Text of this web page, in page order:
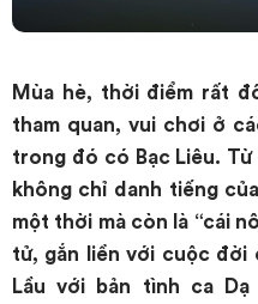
Mùa hè, thời điểm rất
tham quan, vui chơi ở
trong đó có Bạc Liêu.
không chỉ danh tiếng
một thời mà còn là “cái
tử, gắn liền với cuộc đời
Lầu với bản tình ca